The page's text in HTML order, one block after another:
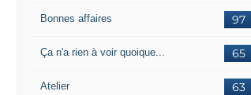
97
Bonnes affaires
65
Ça n'a rien à voir quoique...
63
Atelier